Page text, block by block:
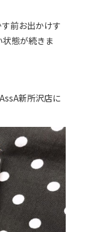
前お出かけす
態が続きま
新所沢店に